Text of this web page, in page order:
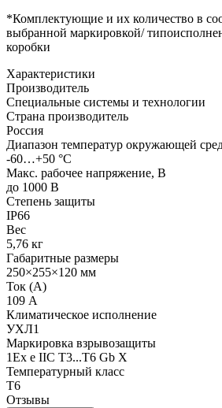
*Комплектующие и их количество в
выбранной маркировкой/
коробки
Характеристики
Производитель
Специальные системы и технологии
Страна производитель
Россия
Диапазон температур окружающей
-60…+50 °С
Макс. рабочее напряжение, В
до 1000 В
Степень защиты
IP66
Вес
5,76 кг
Габаритные размеры
250×255×120 мм
Ток (А)
109 А
Климатическое исполнение
УХЛ1
Маркировка взрывозащиты
1Ex e IIC T3...T6 Gb X
Температурный класс
Т6
Отзывы